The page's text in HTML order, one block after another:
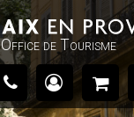
Office de Tourisme